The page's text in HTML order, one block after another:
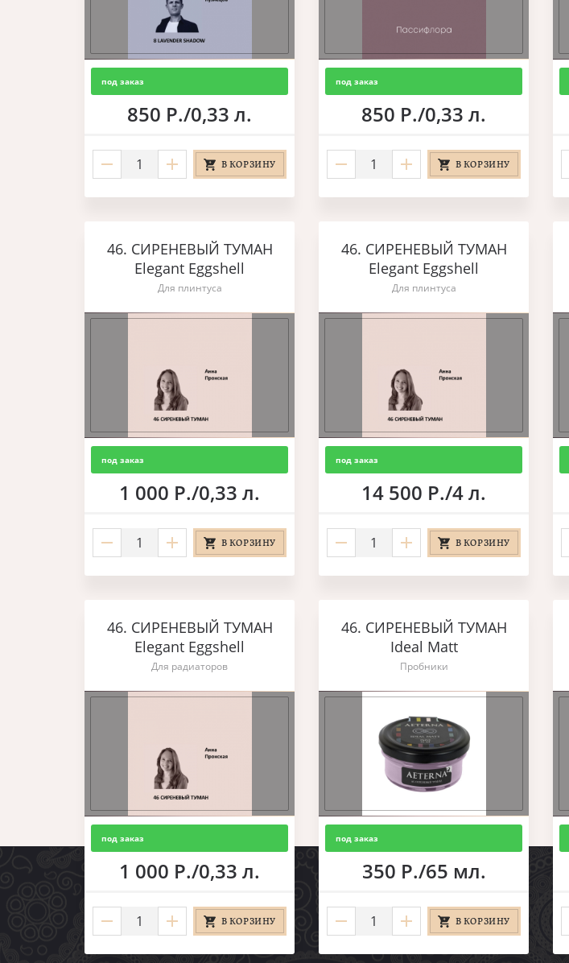
под заказ
850 Р./0,33 л.
В КОРЗИНУ
под заказ
850 Р./0,33 л.
В КОРЗИНУ
46. СИРЕНЕВЫЙ ТУМАН
Elegant Eggshell
Для плинтуса
под заказ
1 000 Р./0,33 л.
В КОРЗИНУ
46. СИРЕНЕВЫЙ ТУМАН
Elegant Eggshell
Для плинтуса
под заказ
14 500 Р./4 л.
В КОРЗИНУ
46. СИРЕНЕВЫЙ ТУМАН
Elegant Eggshell
Для радиаторов
под заказ
1 000 Р./0,33 л.
В КОРЗИНУ
46. СИРЕНЕВЫЙ ТУМАН
Ideal Matt
Пробники
под заказ
350 Р./65 мл.
В КОРЗИНУ